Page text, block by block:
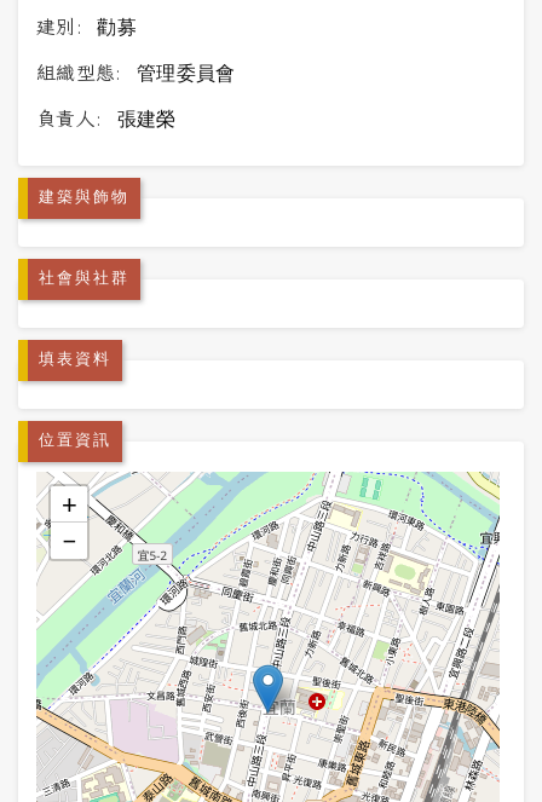
建別: 勸募
組織型態: 管理委員會
負責人: 張建榮
建築與飾物
社會與社群
填表資料
位置資訊
+
−